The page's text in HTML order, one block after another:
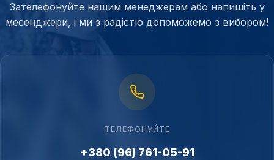
Зателефонуйте нашим менеджерам або напишіть у
месенджери, і ми з радістю допоможемо з вибором!
ТЕЛЕФОНУЙТЕ
+380 (96) 761-05-91